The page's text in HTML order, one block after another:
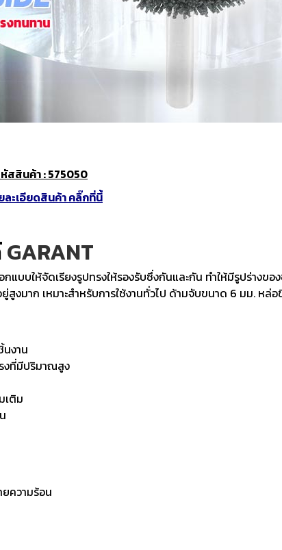
accessories and
safety / อุปกรณ์
งมือทั่วไป และอุปกรณ์ความ
ดภัย
สสินค้า : 575050
ละเอียดสินค้า คลิ๊กที่นี้
GARANT
ให้จัดเรียงรูปทรงให้รองรับซึ่งกันและกัน ทำให้มีรูปร่างขอ
มาก เหมาะสำหรับการใช้งานทั่วไป ด้ามจับขนาด 6 มม. หล่
นงาน
งที่มีปริมาณสูง
เติม
ความร้อน